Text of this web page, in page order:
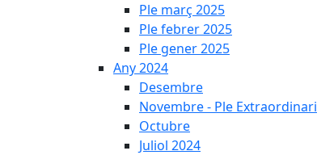
Ple març 2025
Ple febrer 2025
Ple gener 2025
Any 2024
Desembre
Novembre - Ple Extraordinari
Octubre
Juliol 2024